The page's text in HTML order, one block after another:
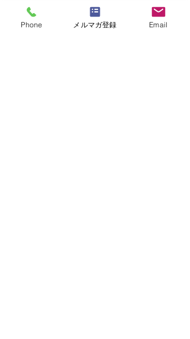
いいね！ 返信
もっとコメントを表示
Phone メルマガ登録 Email